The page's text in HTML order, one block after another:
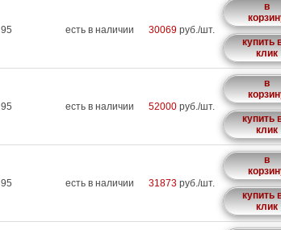
95 есть в наличии 30069 руб./шт.
в
купить
клик
95 есть в наличии 52000 руб./шт.
в
купить
клик
95 есть в наличии 31873 руб./шт.
в
купить
клик